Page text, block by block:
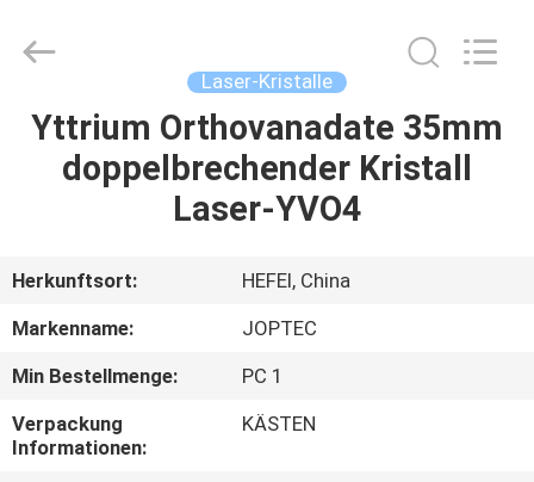
HAUS
ÜBER
UNS
FABRIK-
AUSFLUG
Rights
Laser-Kristalle
Yttrium Orthovanadate 35mm
doppelbrechender Kristall
Laser-YVO4
Herkunftsort:
HEFEI, China
Markenname:
JOPTEC
Min Bestellmenge:
PC 1
Verpackung
Informationen:
KÄSTEN